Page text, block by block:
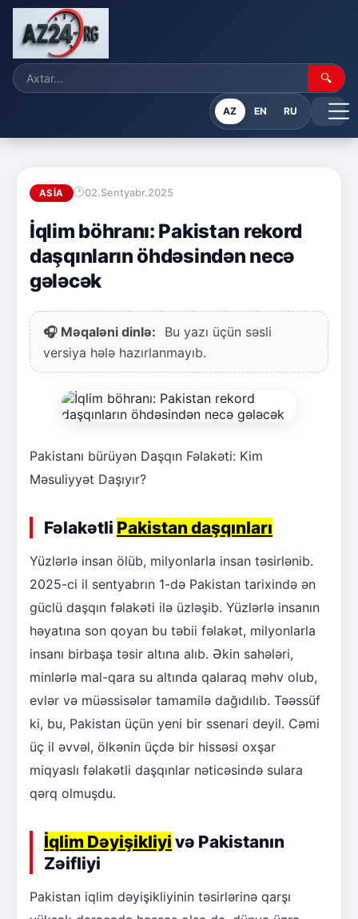
🔍
AZ EN RU
ASIA 02.Sentyabr.2025
İqlim böhranı: Pakistan rekord
daşqınların öhdəsindən necə
gələcək
🎧 Məqaləni dinlə:
Bu yazı üçün səsli
versiya hələ hazırlanmayıb.
Pakistanı bürüyən Daşqın Fəlakəti: Kim
Məsuliyyət Daşıyır?
Fəlakətli Pakistan daşqınları
Yüzlərlə insan ölüb, milyonlarla insan təsirlənib.
2025-ci il sentyabrın 1-də Pakistan tarixində ən
güclü daşqın fəlakəti ilə üzləşib. Yüzlərlə insanın
həyatına son qoyan bu təbii fəlakət, milyonlarla
insanı birbaşa təsir altına alıb. Əkin sahələri,
minlərlə mal-qara su altında qalaraq məhv olub,
evlər və müəssisələr tamamilə dağıdılıb. Təəssüf
ki, bu, Pakistan üçün yeni bir ssenari deyil. Cəmi
üç il əvvəl, ölkənin üçdə bir hissəsi oxşar
miqyaslı fəlakətli daşqınlar nəticəsində sulara
qərq olmuşdu.
İqlim Dəyişikliyi və Pakistanın
Zəifliyi
Pakistan iqlim dəyişikliyinin təsirlərinə qarşı